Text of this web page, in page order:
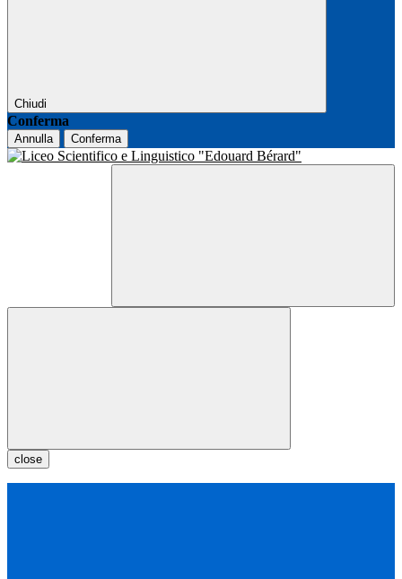
Chiudi
Conferma
Annulla Conferma
close